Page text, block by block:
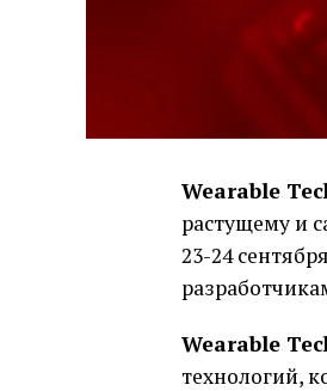
Wearable
растущему и
23-24
Wearable
технологий,